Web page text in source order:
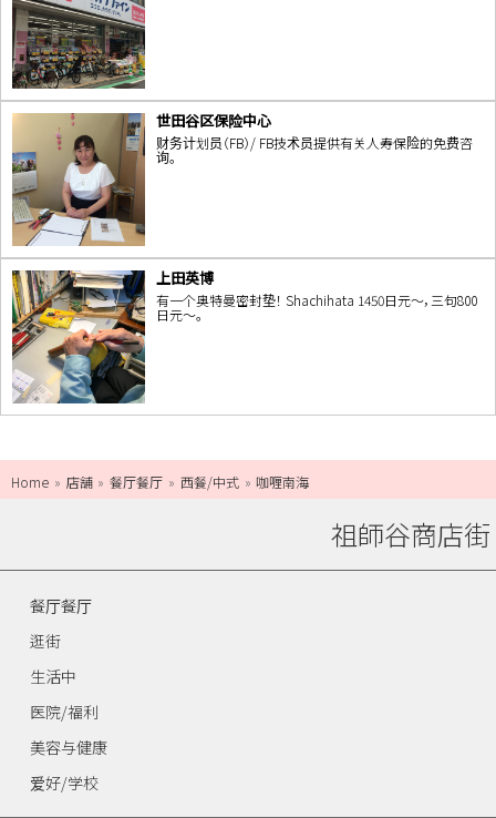
世田谷区保险中心
财务计划员（FB）/ FB技术员提供有关人寿保险的免费咨
询。
上田英博
有一个奥特曼密封垫！ Shachihata 1450日元〜，三句800
日元〜。
Home 店舗 餐厅餐厅 西餐/中式 咖喱南海
祖師谷商店街
餐厅餐厅
逛街
生活中
医院/福利
美容与健康
爱好/学校